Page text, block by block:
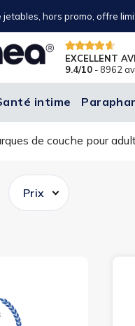
hors promo, offre
EXCELLENT
9.4/10 - 8962
intime
de couche pour
Prix